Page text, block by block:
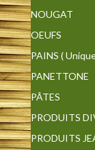
NOUGAT
OEUFS
PAINS (
PANETTONE
PÂTES
PRODUITS
PRODUITS